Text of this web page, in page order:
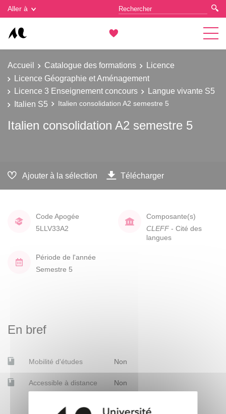
Aller à
Accueil Catalogue des formations
Licence
Licence Géographie et Aménagement
Licence 3 Enseignement concours
Langue vivante S5
Italien S5
Italien consolidation A2 semestre 5
Italien consolidation A2 semestre 5
Ajouter à la sélection Télécharger
Code Apogée
5LLV33A2
Composante(s)
CLEFF - Cité des
langues
Période de l'année
Semestre 5
En bref
Mobilité d'études Non
Accessible à distance Non
Gestion des cookies